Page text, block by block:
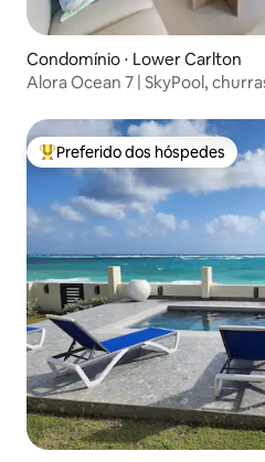
Condomínio ⋅ Lower Carlton
Alora Ocean 7 | SkyPool,
Entre os melhores preferidos
Preferido dos hóspedes